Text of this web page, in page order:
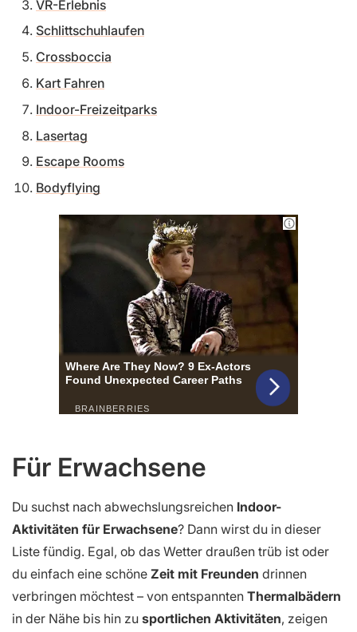
VR-Erlebnis
Schlittschuhlaufen
Crossboccia
Kart Fahren
Indoor-Freizeitparks
Lasertag
Escape Rooms
Bodyflying
Für Erwachsene
Du suchst nach abwechslungsreichen Indoor-
Aktivitäten für Erwachsene? Dann wirst du in dieser
Liste fündig. Egal, ob das Wetter draußen trüb ist oder
du einfach eine schöne Zeit mit Freunden drinnen
verbringen möchtest – von entspannten Thermalbädern
in der Nähe bis hin zu sportlichen Aktivitäten, zeigen